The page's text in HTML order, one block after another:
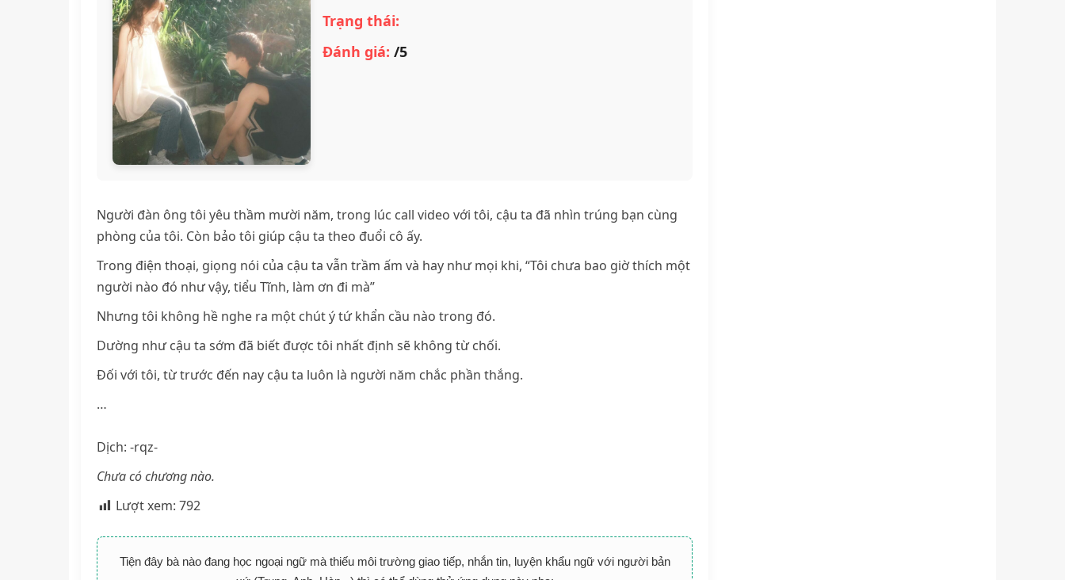
Trạng thái:
Đánh giá: /5
Người đàn ông tôi yêu thầm mười năm, trong lúc call video với tôi, cậu ta đã nhìn trúng bạn cùng
phòng của tôi. Còn bảo tôi giúp cậu ta theo đuổi cô ấy.
Trong điện thoại, giọng nói của cậu ta vẫn trầm ấm và hay như mọi khi, “Tôi chưa bao giờ thích một
người nào đó như vậy, tiểu Tĩnh, làm ơn đi mà”
Nhưng tôi không hề nghe ra một chút ý tứ khẩn cầu nào trong đó.
Dường như cậu ta sớm đã biết được tôi nhất định sẽ không từ chối.
Đối với tôi, từ trước đến nay cậu ta luôn là người năm chắc phần thắng.
…
Dịch: -rqz-
Chưa có chương nào.
Lượt xem: 792
Tiện đây bà nào đang học ngoại ngữ mà thiếu môi trường giao tiếp, nhắn tin, luyện khẩu ngữ với người bản